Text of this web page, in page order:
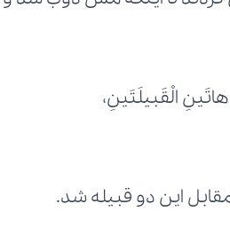
الْقَبیلَتَینِ،
این دو قبیله شد.